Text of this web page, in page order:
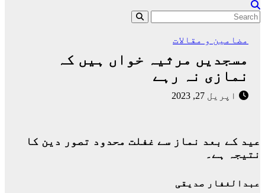
مضامین و مقالات
مسجدیں مرثیہ خواں ہیں کہ
نمازی نہ رہے
اپریل 27, 2023
عید کے بعد نماز سے غفلت محدود تصور دین کا
نتیجہ ہے۔
عبدالغفار صدیقی